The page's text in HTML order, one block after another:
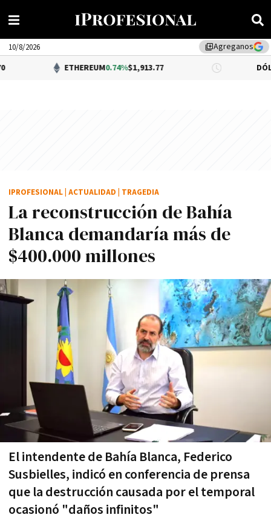
library_addAgreganos
10/8/2026
ETHEREUM0.74%$1,913.77 DÓLAR BNA
La reconstrucción de Bahía
Blanca demandaría más de
$400.000 millones
El intendente de Bahía Blanca, Federico
Susbielles, indicó en conferencia de prensa
que la destrucción causada por el temporal
ocasionó "daños infinitos"
IPROFESIONAL ACTUALIDAD TRAGEDIA